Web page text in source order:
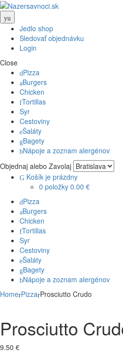
Skip
to
navigation
Skip
to
contentJedlo shop
Sledovať objednávku
Login
Close
Pizza
Burgers
Chicken
Tortillas
Syr
Cestoviny
Šaláty
Bagety
Nápoje a zoznam alergénov
Objednaj alebo Zavolaj
Košík je prázdny
0 položky 0.00 €
Pizza
Burgers
Chicken
Tortillas
Syr
Cestoviny
Šaláty
Bagety
Nápoje a zoznam alergénov
Home Pizza Prosciutto Crudo
Prosciutto
9.50 €